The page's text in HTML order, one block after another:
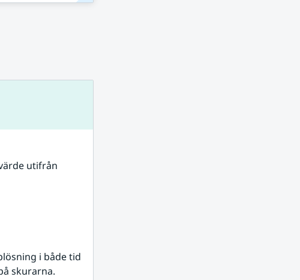
utifrån
i både tid
skurarna.